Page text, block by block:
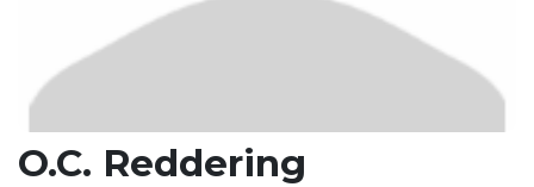
O.C. Reddering